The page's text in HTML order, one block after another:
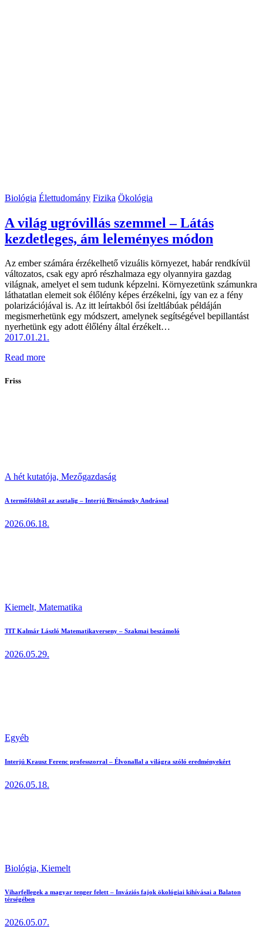
Biológia Élettudomány Fizika Ökológia
A világ ugróvillás szemmel – Látás
kezdetleges, ám leleményes módon
Az ember számára érzékelhető vizuális környezet, habár rendkívül
változatos, csak egy apró részhalmaza egy olyannyira gazdag
világnak, amelyet el sem tudunk képzelni. Környezetünk számunkra
láthatatlan elemeit sok élőlény képes érzékelni, így van ez a fény
polarizációjával is. Az itt leírtakból ősi ízeltlábúak példáján
megismerhetünk egy módszert, amelynek segítségével bepillantást
nyerhetünk egy adott élőlény által érzékelt…
2017.01.21.
Read more
Friss
A hét kutatója, Mezőgazdaság
A termőföldtől az asztalig – Interjú Bittsánszky Andrással
2026.06.18.
Kiemelt, Matematika
TIT Kalmár László Matematikaverseny – Szakmai beszámoló
2026.05.29.
Egyéb
Interjú Krausz Ferenc professzorral – Élvonallal a világra szóló eredményekért
2026.05.18.
Biológia, Kiemelt
Viharfellegek a magyar tenger felett – Inváziós fajok ökológiai kihívásai a Balaton
térségében
2026.05.07.